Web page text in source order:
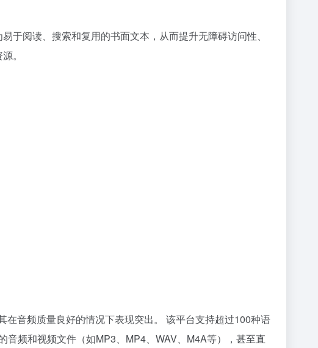
于阅读、搜索和复用的书面文本，从而提升无障碍访问性、
。
音频质量良好的情况下表现突出。 该平台支持超过100种语
频和视频文件（如MP3、MP4、WAV、M4A等），甚至直